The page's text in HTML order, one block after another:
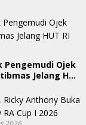
BKSDA
Perkebunan
Langkat
Pengemudi Ojek
Jelang HUT